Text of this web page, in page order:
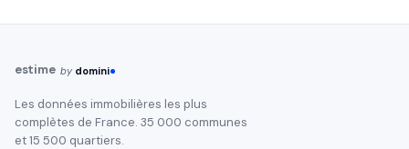
estime by domini
Les données immobilières les plus
complètes de France. 35 000 communes
et 15 500 quartiers.